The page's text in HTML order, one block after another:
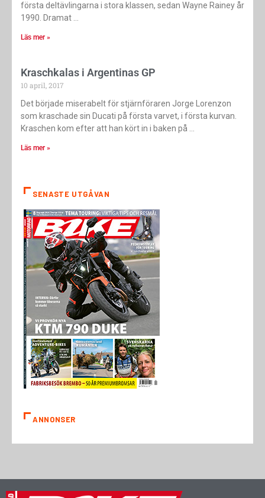
första deltävlingarna i stora klassen, sedan Wayne Rainey år
1990. Dramat
Läs mer »
Kraschkalas i Argentinas GP
10 april, 2017
Det började miserabelt för stjärnföraren Jorge Lorenzon
som kraschade sin Ducati på första varvet, i första kurvan.
Kraschen kom efter att han kört in i baken på
Läs mer »
SENASTE UTGÅVAN
ANNONSER